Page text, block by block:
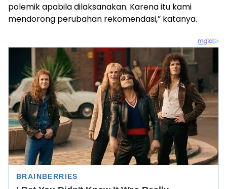
polemik apabila dilaksanakan. Karena itu kami
mendorong perubahan rekomendasi,” katanya.